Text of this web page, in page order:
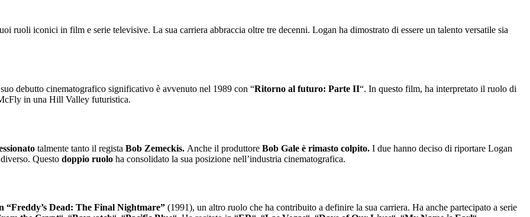
ruoli iconici in film e serie televisive. La sua carriera abbraccia oltre tre decenni. Logan ha dimostrato di essere un talento versatile sia
debutto cinematografico significativo è avvenuto nel 1989 con “Ritorno al futuro: Parte II“. In questo film, ha interpretato il ruolo di
in una Hill Valley futuristica​.
talmente tanto il regista Bob Zemeckis. Anche il produttore Bob Gale è rimasto colpito. I due hanno deciso di riportare Logan
Questo doppio ruolo ha consolidato la sua posizione nell’industria cinematografica.
“Freddy’s Dead: The Final Nightmare” (1991), un altro ruolo che ha contribuito a definire la sua carriera​. Ha anche partecipato a serie